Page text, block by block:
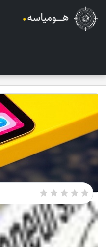
مسابقات
مجله هومیاسه
ثبت ایده